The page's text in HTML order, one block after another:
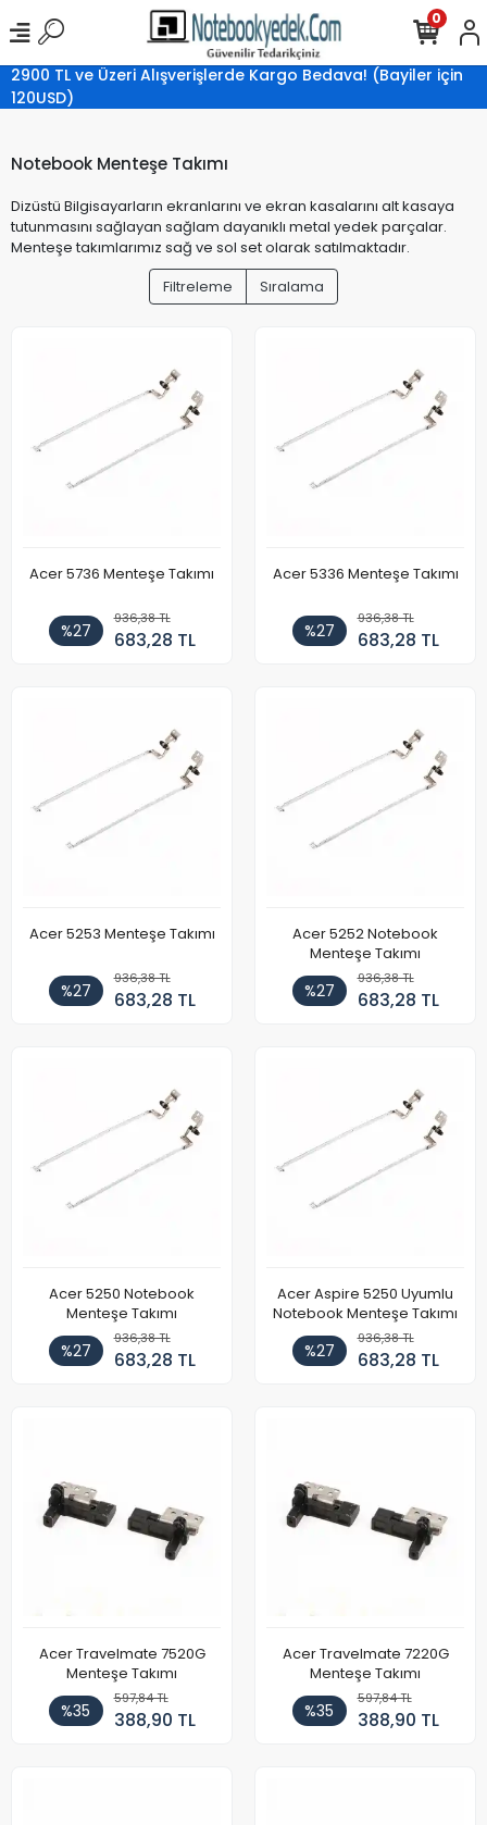
2900 TL ve Üzeri Alışverişlerde Kargo Bedava! (Bayiler için
120USD)
0
Notebook Menteşe Takımı
Dizüstü Bilgisayarların ekranlarını ve ekran kasalarını alt kasaya
tutunmasını sağlayan sağlam dayanıklı metal yedek parçalar.
Menteşe takımlarımız sağ ve sol set olarak satılmaktadır.
Filtreleme
Sıralama
Acer 5736 Menteşe Takımı
%27
936,38 TL
683,28 TL
Acer 5336 Menteşe Takımı
%27
936,38 TL
683,28 TL
Acer 5253 Menteşe Takımı
%27
936,38 TL
683,28 TL
Acer 5252 Notebook
Menteşe Takımı
%27
936,38 TL
683,28 TL
Acer 5250 Notebook
Menteşe Takımı
%27
936,38 TL
683,28 TL
Acer Aspire 5250 Uyumlu
Notebook Menteşe Takımı
%27
936,38 TL
683,28 TL
Acer Travelmate 7520G
Menteşe Takımı
%35
597,84 TL
388,90 TL
Acer Travelmate 7220G
Menteşe Takımı
%35
597,84 TL
388,90 TL